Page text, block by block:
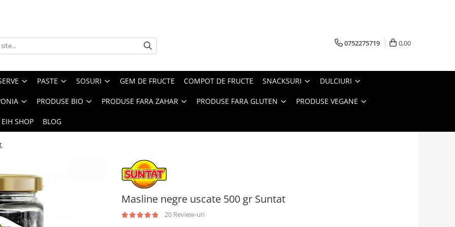
0752275719 0,00
PASTE SOSURI GEM DE FRUCTE COMPOT DE FRUCTE SNACKSURI DULCIURI
PRODUSE BIO PRODUSE FARA ZAHAR PRODUSE FARA GLUTEN PRODUSE VEGANE
SHOP BLOG
Masline negre uscate 500 gr Suntat
20 Review-uri